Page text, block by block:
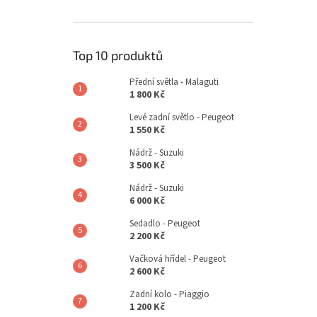
Top 10 produktů
Přední světla - Malaguti
1 800 Kč
Levé zadní světlo - Peugeot
1 550 Kč
Nádrž - Suzuki
3 500 Kč
Nádrž - Suzuki
6 000 Kč
Sedadlo - Peugeot
2 200 Kč
Vačková hřídel - Peugeot
2 600 Kč
Zadní kolo - Piaggio
1 200 Kč